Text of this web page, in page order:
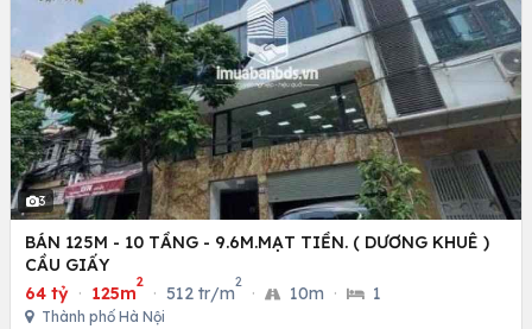
3
BÁN 125M - 10 TẦNG - 9.6M.MẠT TIỀN. ( DƯƠNG KHUÊ )
CẦU GIẤY
64 tỷ · 125m
2
· 512 tr/m
2
· 10m · 1
Thành phố Hà Nội